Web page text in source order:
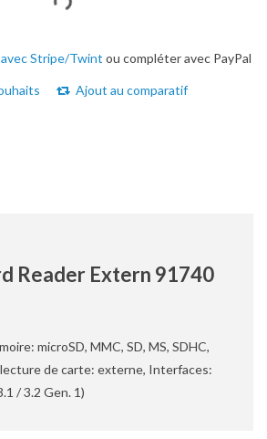
Stripe/Twint ou compléter avec PayPal
Ajout au comparatif
Reader Extern 91740
microSD, MMC, SD, MS, SDHC,
de carte: externe, Interfaces:
/ 3.2 Gen. 1)